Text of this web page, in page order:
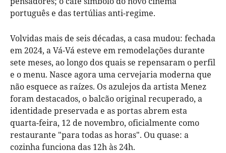
português e das tertúlias anti-regime.
Volvidas mais de seis décadas, a casa mudou: fechada
em 2024, a Vá-Vá esteve em remodelações durante
sete meses, ao longo dos quais se repensaram o perfil
e o menu. Nasce agora uma cervejaria moderna que
não esquece as raízes. Os azulejos da artista Menez
foram destacados, o balcão original recuperado, a
identidade preservada e as portas abrem esta
quarta-feira, 12 de novembro, oficialmente como
restaurante "para todas as horas". Ou quase: a
cozinha funciona das 12h às 24h.